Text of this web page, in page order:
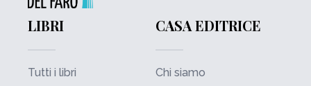
LIBRI
Tutti i libri
CASA EDITRICE
Chi siamo